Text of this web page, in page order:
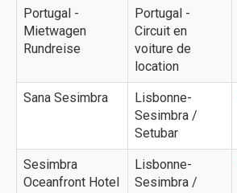
Portugal -
Mietwagen
Rundreise
Portugal -
Circuit en
voiture de
location
Sana Sesimbra
Lisbonne-
Sesimbra /
Setubar
Sesimbra
Oceanfront Hotel
Lisbonne-
Sesimbra /